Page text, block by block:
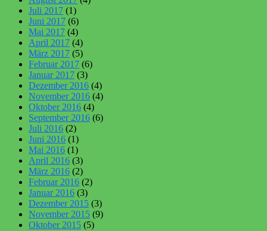
Juli 2017 (1)
Juni 2017 (6)
Mai 2017 (4)
April 2017 (4)
März 2017 (5)
Februar 2017 (6)
Januar 2017 (3)
Dezember 2016 (4)
November 2016 (4)
Oktober 2016 (4)
September 2016 (6)
Juli 2016 (2)
Juni 2016 (1)
Mai 2016 (1)
April 2016 (3)
März 2016 (2)
Februar 2016 (2)
Januar 2016 (3)
Dezember 2015 (3)
November 2015 (9)
Oktober 2015 (5)